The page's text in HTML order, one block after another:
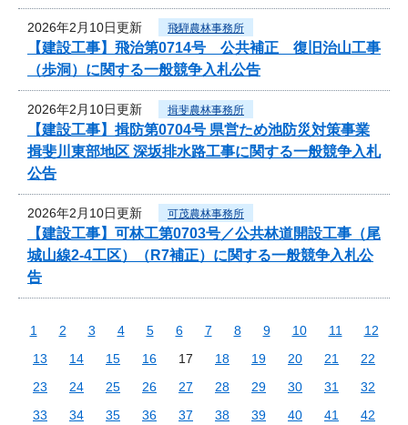
2026年2月10日更新 飛騨農林事務所
【建設工事】飛治第0714号 公共補正 復旧治山工事
（歩洞）に関する一般競争入札公告
2026年2月10日更新 揖斐農林事務所
【建設工事】揖防第0704号 県営ため池防災対策事業
揖斐川東部地区 深坂排水路工事に関する一般競争入札
公告
2026年2月10日更新 可茂農林事務所
【建設工事】可林工第0703号／公共林道開設工事（尾
城山線2-4工区）（R7補正）に関する一般競争入札公
告
1 2 3 4 5 6 7 8 9 10 11
12
13
14 15 16 17 18 19 20 21
22
23
24 25 26 27 28 29 30 31
32
33
34 35 36 37 38 39 40 41
42